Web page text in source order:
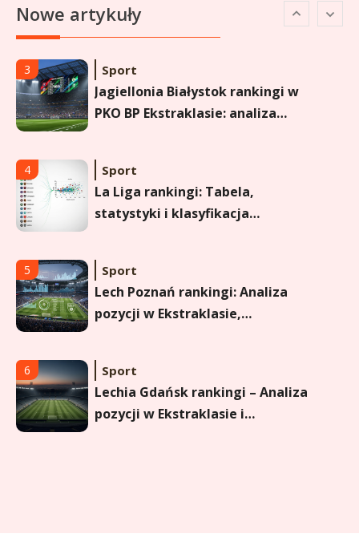
Nowe artykułyPKO BP Ekstraklasie: analiza
formy i statystyk
4 Sport
La Liga rankingi: Tabela,
statystyki i klasyfikacja
5 Sport
Lech Poznań rankingi: Analiza
pozycji w Ekstraklasie,
6 Sport
Lechia Gdańsk rankingi – Analiza
pozycji w Ekstraklasie i
1 Wychowanie dziecka
Jak pomóc dziecku przygotować
się do matury? Czy kurs online to